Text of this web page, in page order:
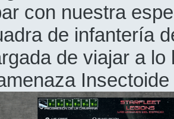
con nuestra
de infantería
de viajar a